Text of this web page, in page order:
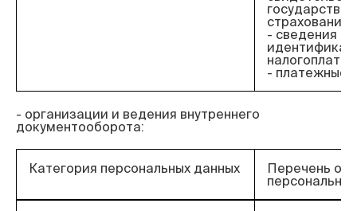
страхования;
- сведения об
- платежные
- организации и ведения внутреннего
Категория персональных данных
Перечень